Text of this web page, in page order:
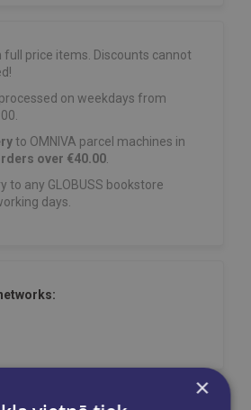
full price items. Discounts cannot
on weekdays from
to OMNIVA parcel machines in
over €40.00.
to any GLOBUSS bookstore
days.
×